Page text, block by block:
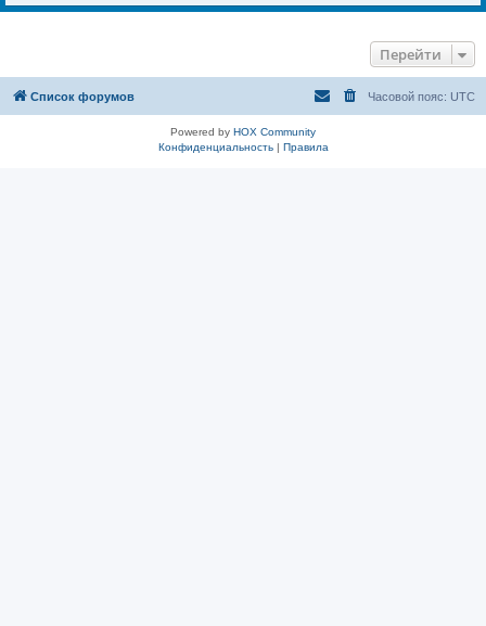
Перейти
Список форумов Часовой пояс: UTC
Powered by HOX Community
Конфиденциальность| Правила